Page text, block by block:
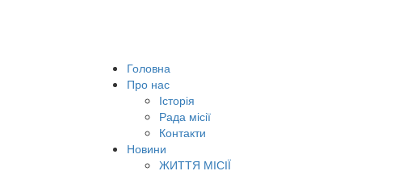
Головна
Про нас
Історія
Рада місії
Контакти
Новини
ЖИТТЯ МІСІЇ